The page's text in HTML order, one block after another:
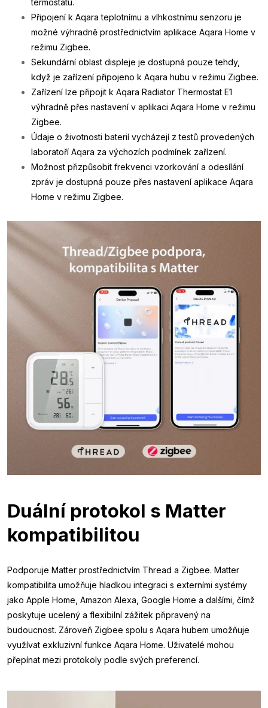
Připojení k Aqara teplotnímu a vlhkostnímu senzoru je
možné výhradně prostřednictvím aplikace Aqara Home v
režimu Zigbee.
Sekundární oblast displeje je dostupná pouze tehdy,
když je zařízení připojeno k Aqara hubu v režimu Zigbee.
Zařízení lze připojit k Aqara Radiator Thermostat E1
výhradně přes nastavení v aplikaci Aqara Home v režimu
Zigbee.
Údaje o životnosti baterií vycházejí z testů provedených
laboratoří Aqara za výchozích podmínek zařízení.
Možnost přizpůsobit frekvenci vzorkování a odesílání
zpráv je dostupná pouze přes nastavení aplikace Aqara
Home v režimu Zigbee.
Duální protokol s Matter
kompatibilitou
Podporuje Matter prostřednictvím Thread a Zigbee. Matter
kompatibilita umožňuje hladkou integraci s externími systémy
jako Apple Home, Amazon Alexa, Google Home a dalšími, čímž
poskytuje ucelený a flexibilní zážitek připravený na
budoucnost. Zároveň Zigbee spolu s Aqara hubem umožňuje
využívat exkluzivní funkce Aqara Home. Uživatelé mohou
přepínat mezi protokoly podle svých preferencí.